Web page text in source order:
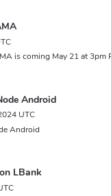
is coming May 21 at 3pm
Android
UTC
Android
LBank